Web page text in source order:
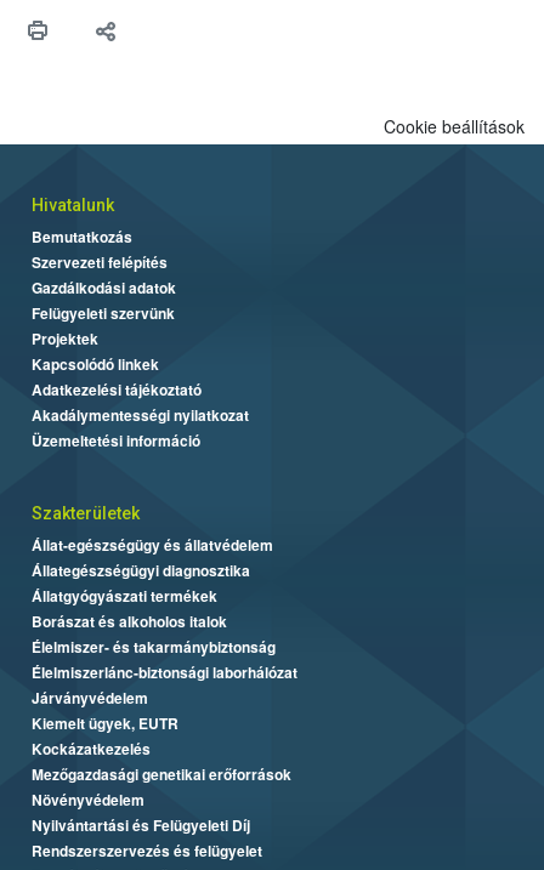
Cookie beállítások
Hivatalunk
Bemutatkozás
Szervezeti felépítés
Gazdálkodási adatok
Felügyeleti szervünk
Projektek
Kapcsolódó linkek
Adatkezelési tájékoztató
Akadálymentességi nyilatkozat
Üzemeltetési információ
Szakterületek
Állat-egészségügy és állatvédelem
Állategészségügyi diagnosztika
Állatgyógyászati termékek
Borászat és alkoholos italok
Élelmiszer- és takarmánybiztonság
Élelmiszerlánc-biztonsági laborhálózat
Járványvédelem
Kiemelt ügyek, EUTR
Kockázatkezelés
Mezőgazdasági genetikai erőforrások
Növényvédelem
Nyilvántartási és Felügyeleti Díj
Rendszerszervezés és felügyelet